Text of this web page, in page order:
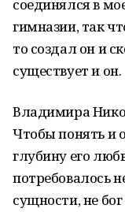
соединялся в
гимназии, так
то создал он и
существует и он.
Владимира
Чтобы понять и
глубину его
потребовалось
сущности, не бог